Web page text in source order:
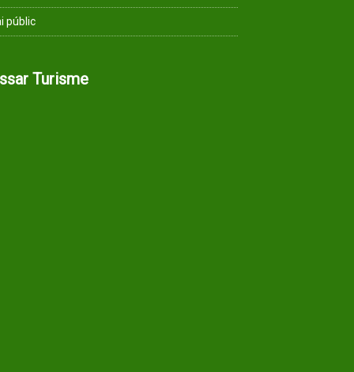
públic
Turisme